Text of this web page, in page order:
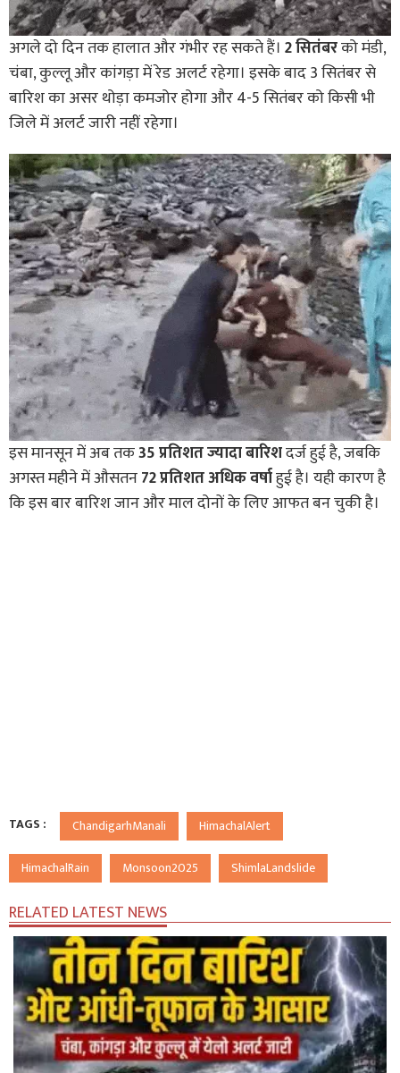
अगले दो दिन तक हालात और गंभीर रह सकते हैं। 2 सितंबरको मंडी,
चंबा, कुल्लू और कांगड़ा में रेड अलर्ट रहेगा। इसके बाद 3 सितंबर से
बारिश का असर थोड़ा कमजोर होगा और 4-5 सितंबर को किसी भी
जिले में अलर्ट जारी नहीं रहेगा।
इस मानसून में अब तक35 प्रतिशत ज्यादा बारिशदर्ज हुई है, जबकि
अगस्त महीने में औसतन72 प्रतिशत अधिक वर्षाहुई है। यही कारण है
कि इस बार बारिश जान और माल दोनों के लिए आफत बन चुकी है।
TAGS : ChandigarhManali HimachalAlert
HimachalRain Monsoon2025 ShimlaLandslide
RELATED LATEST NEWS